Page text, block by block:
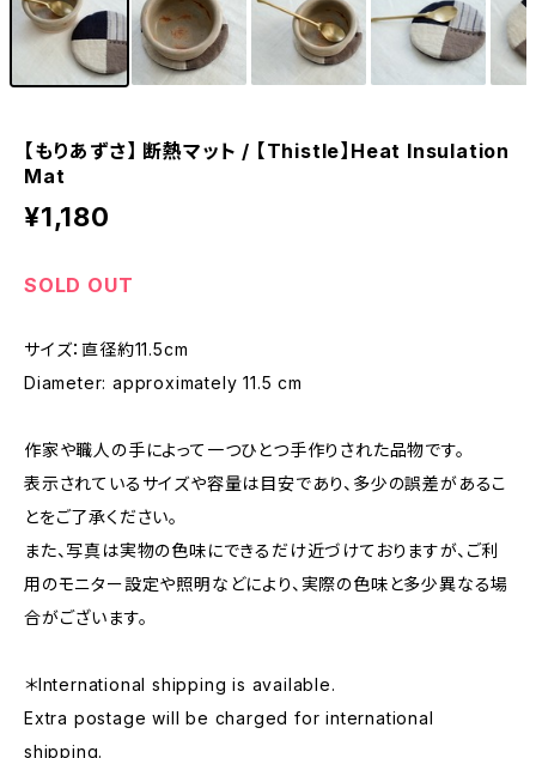
【もりあずさ】 断熱マット / 【Thistle】Heat Insulation
Mat
¥1,180
SOLD OUT
サイズ：直径約11.5cm
Diameter: approximately 11.5 cm
作家や職人の手によって一つひとつ手作りされた品物です。
表示されているサイズや容量は目安であり、多少の誤差があるこ
とをご了承ください。
また、写真は実物の色味にできるだけ近づけておりますが、ご利
用のモニター設定や照明などにより、実際の色味と多少異なる場
合がございます。
＊International shipping is available.
Extra postage will be charged for international
shipping.